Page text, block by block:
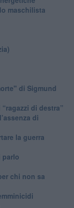
maschilista
di Sigmund
di destra”
di
la guerra
parlo
chi non sa